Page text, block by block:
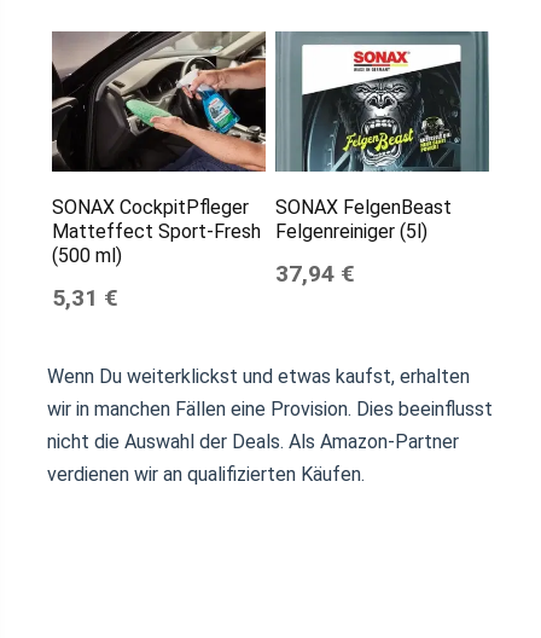
SONAX CockpitPfleger
Matteffect Sport-Fresh
(500 ml)
5,31 €
SONAX FelgenBeast
Felgenreiniger (5l)
37,94 €
Wenn Du weiterklickst und etwas kaufst, erhalten
wir in manchen Fällen eine Provision. Dies beeinflusst
nicht die Auswahl der Deals. Als Amazon-Partner
verdienen wir an qualifizierten Käufen.